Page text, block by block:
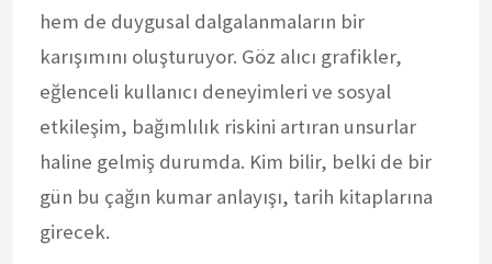
hem de duygusal dalgalanmaların bir
karışımını oluşturuyor. Göz alıcı grafikler,
eğlenceli kullanıcı deneyimleri ve sosyal
etkileşim, bağımlılık riskini artıran unsurlar
haline gelmiş durumda. Kim bilir, belki de bir
gün bu çağın kumar anlayışı, tarih kitaplarına
girecek.